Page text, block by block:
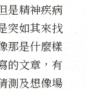
是精神疾病
突如其來找
那是什麼樣
的文章，有
測及想像場